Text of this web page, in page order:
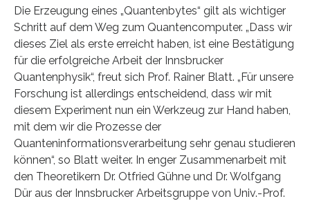
Die Erzeugung eines „Quantenbytes“ gilt als wichtiger
Schritt auf dem Weg zum Quantencomputer. „Dass wir
dieses Ziel als erste erreicht haben, ist eine Bestätigung
für die erfolgreiche Arbeit der Innsbrucker
Quantenphysik“, freut sich Prof. Rainer Blatt. „Für unsere
Forschung ist allerdings entscheidend, dass wir mit
diesem Experiment nun ein Werkzeug zur Hand haben,
mit dem wir die Prozesse der
Quanteninformationsverarbeitung sehr genau studieren
können“, so Blatt weiter. In enger Zusammenarbeit mit
den Theoretikern Dr. Otfried Gühne und Dr. Wolfgang
Dür aus der Innsbrucker Arbeitsgruppe von Univ.-Prof.